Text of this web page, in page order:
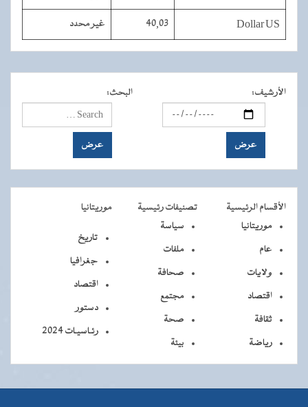
Dollar US
40,03 غير محدد
الأرشيف: البحث:
الأقسام الرئيسية تصنيفات رئيسية
موريتانيا
موريتانيا
عام
ولايات
اقتصاد
ثقافة
رياضة
سياسة
ملفات
صحافة
مجتمع
صحة
بيئة
تاريخ
جغرافيا
اقتصاد
دستور
رئـاسيـات 2024